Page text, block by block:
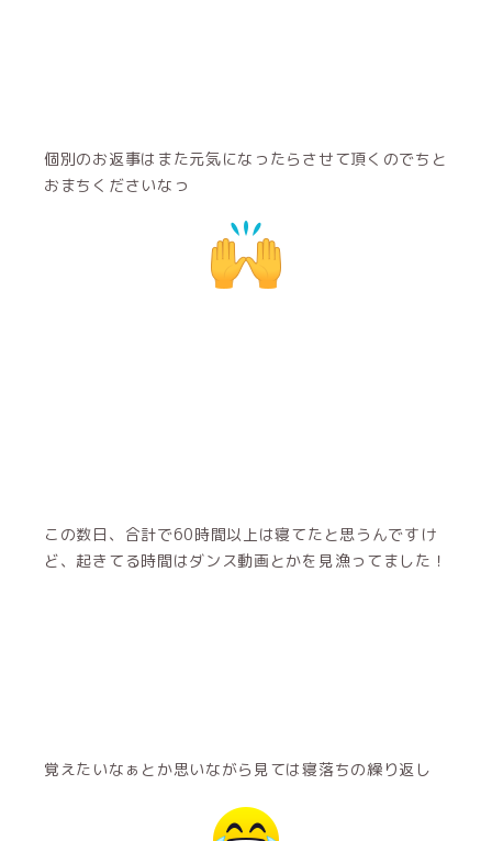
個別のお返事はまた元気になったらさせて頂くのでちと
おまちくださいなっ
この数日、合計で60時間以上は寝てたと思うんですけ
ど、起きてる時間はダンス動画とかを見漁ってました！
覚えたいなぁとか思いながら見ては寝落ちの繰り返し